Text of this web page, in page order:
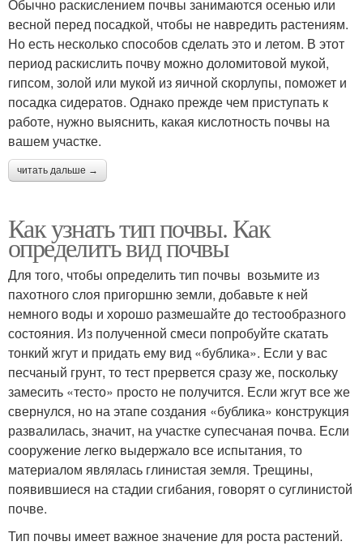
Обычно раскислением почвы занимаются осенью или
весной перед посадкой, чтобы не навредить растениям.
Но есть несколько способов сделать это и летом. В этот
период раскислить почву можно доломитовой мукой,
гипсом, золой или мукой из яичной скорлупы, поможет и
посадка сидератов. Однако прежде чем приступать к
работе, нужно выяснить, какая кислотность почвы на
вашем участке.
читать дальше →
Как узнать тип почвы. Как
определить вид почвы
Для того, чтобы определить тип почвы возьмите из
пахотного слоя пригоршню земли, добавьте к ней
немного воды и хорошо размешайте до тестообразного
состояния. Из полученной смеси попробуйте скатать
тонкий жгут и придать ему вид «бублика». Если у вас
песчаный грунт, то тест прервется сразу же, поскольку
замесить «тесто» просто не получится. Если жгут все же
свернулся, но на этапе создания «бублика» конструкция
развалилась, значит, на участке супесчаная почва. Если
сооружение легко выдержало все испытания, то
материалом являлась глинистая земля. Трещины,
появившиеся на стадии сгибания, говорят о суглинистой
почве.
Тип почвы имеет важное значение для роста растений.